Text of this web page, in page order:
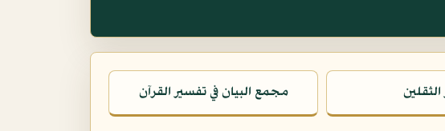
الثقلين مجمع البيان في تفسير القرآن